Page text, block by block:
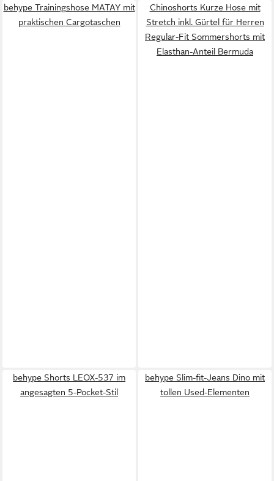
behype Trainingshose MATAY mit
praktischen Cargotaschen
Chinoshorts Kurze Hose mit
Stretch inkl. Gürtel für Herren
Regular-Fit Sommershorts mit
Elasthan-Anteil Bermuda
behype Shorts LEOX-537 im
angesagten 5-Pocket-Stil
behype Slim-fit-Jeans Dino mit
tollen Used-Elementen